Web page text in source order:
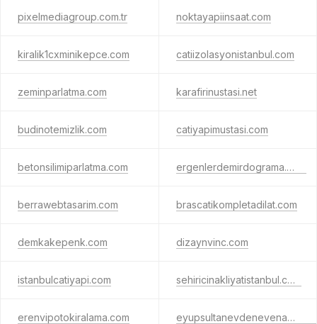
pixelmediagroup.com.tr noktayapiinsaat.com
kiralik1cxminikepce.com catiizolasyonistanbul.com
zeminparlatma.com karafirinustasi.net
budinotemizlik.com catiyapimustasi.com
betonsilimiparlatma.com ergenlerdemirdograma.com
berrawebtasarim.com brascatikompletadilat.com
demkakepenk.com dizaynvinc.com
istanbulcatiyapi.com sehiricinakliyatistanbul.com
erenvipotokiralama.com eyupsultanevdenevenakliyat.net